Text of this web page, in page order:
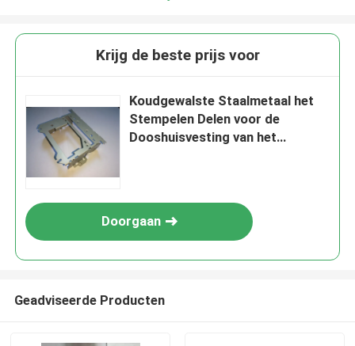
Krijg de beste prijs voor
Koudgewalste Staalmetaal het
Stempelen Delen voor de
Dooshuisvesting van het
Doorgaan
Geadviseerde Producten